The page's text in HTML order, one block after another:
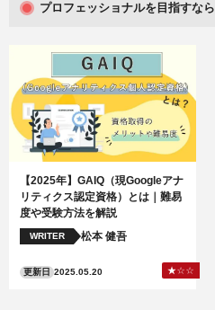
プロフェッショナルを目指すなら
【2025年】GAIQ（現Googleアナ
リティクス認定資格）とは｜難易
度や受験方法を解説
WRITER 松本 健吾
更新日 2025.05.20